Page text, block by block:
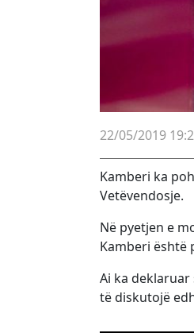
22/05/2019
Kamberi ka
Vetëvendosje.
Në pyetjen e
Kamberi është
Ai ka
të diskutojë